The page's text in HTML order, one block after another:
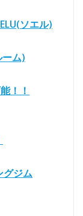
ソエル)
ム)
！！
グジム